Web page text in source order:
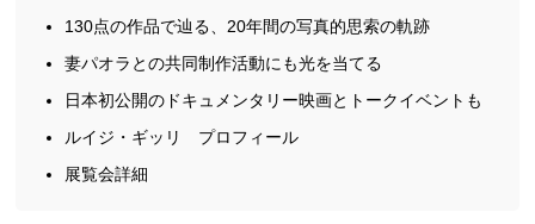
130点の作品で辿る、20年間の写真的思索の軌跡
妻パオラとの共同制作活動にも光を当てる
日本初公開のドキュメンタリー映画とトークイベントも
ルイジ・ギッリ プロフィール
展覧会詳細